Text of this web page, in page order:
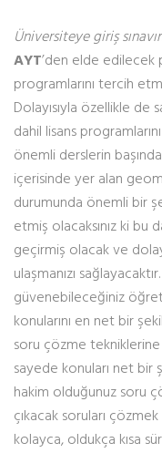
Üniversiteye giriş
AYT’den elde edilecek
programlarını tercih
Dolayısıyla özellikle de
dahil lisans
önemli derslerin
içerisinde yer alan
durumunda önemli bir
etmiş olacaksınız ki bu
geçirmiş olacak ve
ulaşmanızı sağlayacaktır.
güvenebileceğiniz
konularını en net bir
soru çözme tekniklerine
sayede konuları net bir
hakim olduğunuz soru
çıkacak soruları
kolayca, oldukça kısa